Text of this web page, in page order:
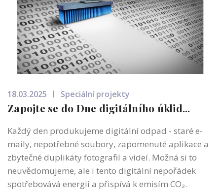
18.03.2025 Speciální projekty
Zapojte se do Dne digitálního úklid...
Každý den produkujeme digitální odpad - staré e-
maily, nepotřebné soubory, zapomenuté aplikace a
zbytečné duplikáty fotografií a videí. Možná si to
neuvědomujeme, ale i tento digitální nepořádek
spotřebovává energii a přispívá k emisím CO₂.